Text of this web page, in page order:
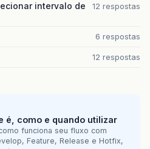
intervalo de
12 respostas
6 respostas
12 respostas
é, como e quando utilizar
funciona seu fluxo com
Feature, Release e Hotfix,